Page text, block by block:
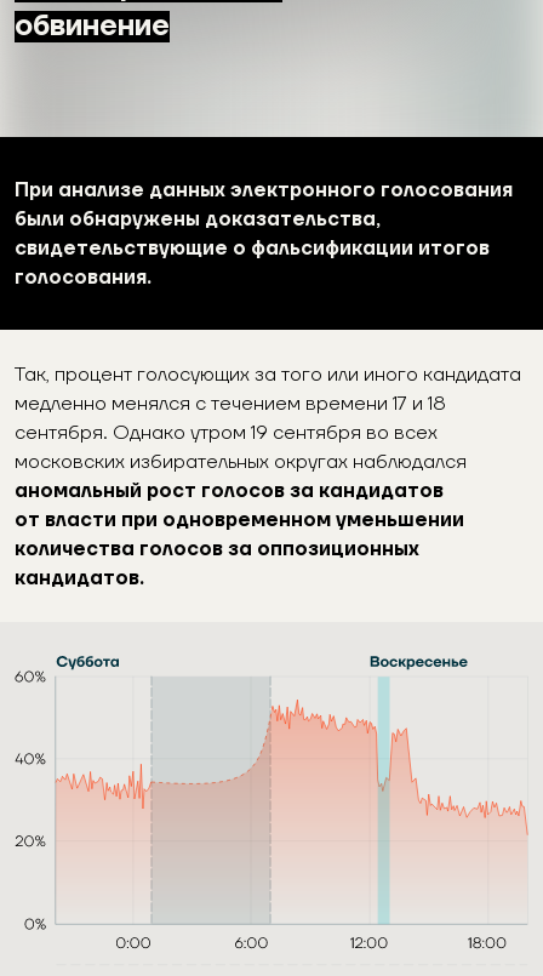
обвинение
При анализе данных электронного голосования
были обнаружены доказательства,
свидетельствующие о фальсификации итогов
голосования.
Так, процент голосующих за того или иного кандидата
медленно менялся с течением времени 17 и 18
сентября. Однако утром 19 сентября во всех
московских избирательных округах наблюдался
аномальный рост голосов за кандидатов
от власти при одновременном уменьшении
количества голосов за оппозиционных
кандидатов.